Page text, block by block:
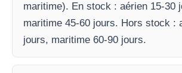
maritime). En stock : aérien 15-30
maritime 45-60 jours. Hors stock :
jours, maritime 60-90 jours.